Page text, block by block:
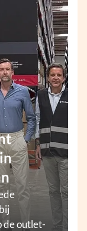
de outlet-